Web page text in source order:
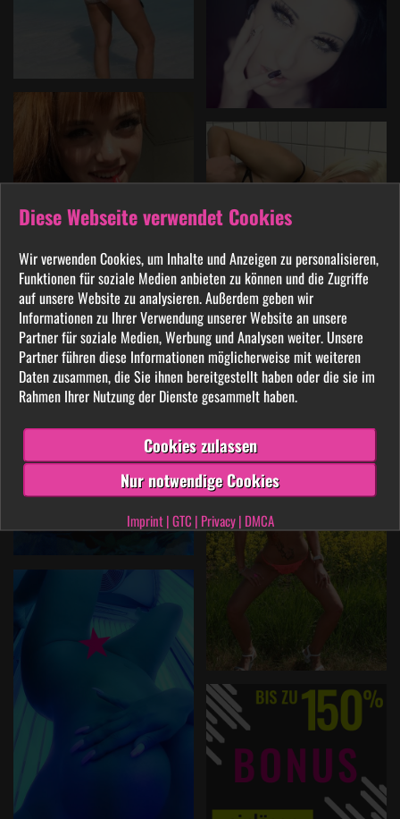
Diese Webseite verwendet Cookies
Wir verwenden Cookies, um Inhalte und Anzeigen zu personalisieren,
Funktionen für soziale Medien anbieten zu können und die Zugriffe
auf unsere Website zu analysieren. Außerdem geben wir
Informationen zu Ihrer Verwendung unserer Website an unsere
Partner für soziale Medien, Werbung und Analysen weiter. Unsere
Partner führen diese Informationen möglicherweise mit weiteren
Daten zusammen, die Sie ihnen bereitgestellt haben oder die sie im
Rahmen Ihrer Nutzung der Dienste gesammelt haben.
Cookies zulassen
Nur notwendige Cookies
Imprint|GTC | Privacy| DMCA